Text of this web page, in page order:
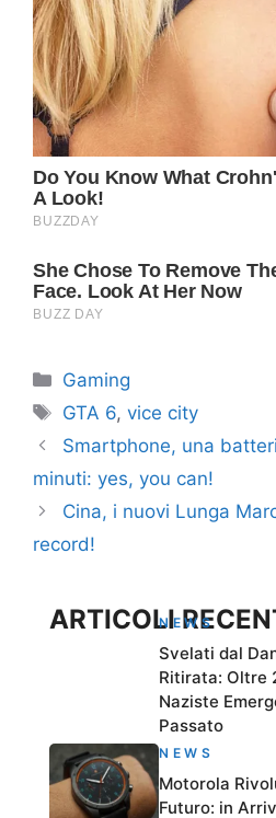
Categorie
Gaming
Tag
GTA 6,vice city
Smartphone, una
minuti: yes, you can!
Cina, i nuovi Lunga
record!
ARTICOLINEWS
Svelati dal
Ritirata: Oltre
Naziste
Passato
NEWS
Motorola
Futuro: in